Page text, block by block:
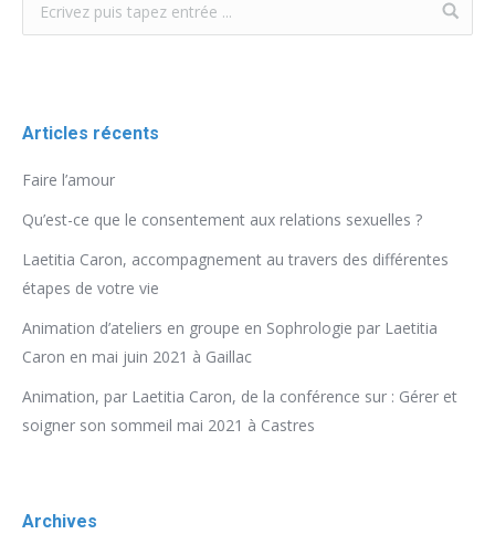
Articles récents
Faire l’amour
Qu’est-ce que le consentement aux relations sexuelles ?
Laetitia Caron, accompagnement au travers des différentes
étapes de votre vie
Animation d’ateliers en groupe en Sophrologie par Laetitia
Caron en mai juin 2021 à Gaillac
Animation, par Laetitia Caron, de la conférence sur : Gérer et
soigner son sommeil mai 2021 à Castres
Archives